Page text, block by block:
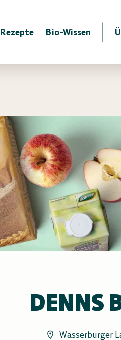
Rezepte Bio-Wissen
DENNS
Wasserburger